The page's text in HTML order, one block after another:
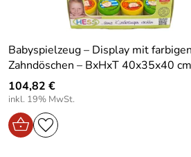
Breite Artikel:
Gewicht in kg Artikel ohne vp:
Tiefe Verpackung:
Breite Verpackung:
Babyspielzeug – Display mit
Zahndöschen – BxHxT 40x35x40 cm
104,82 €
inkl. 19% MwSt.